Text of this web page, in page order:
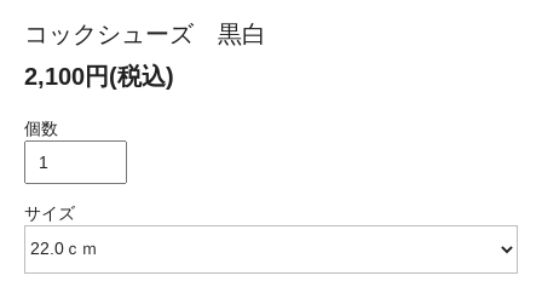
コックシューズ 黒白
2,100円(税込)
個数
サイズ